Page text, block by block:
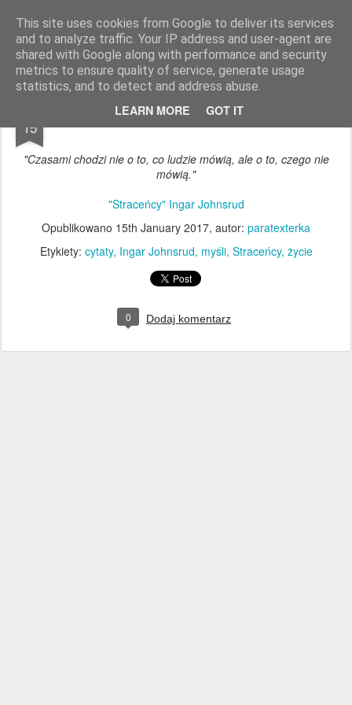
This site uses cookies from Google to deliver its services
and to analyze traffic. Your IP address and user-agent are
shared with Google along with performance and security
metrics to ensure quality of service, generate usage
statistics, and to detect and address abuse.
LEARN MORE GOT IT
paratexterka o książkach i (mo)ich historiach
Pages
15
"Czasami chodzi nie o to, co ludzie mówią, ale o to, czego nie
mówią."
"Straceńcy" Ingar Johnsrud
Opublikowano 15th January 2017, autor: paratexterka
Etykiety: cytaty Ingar Johnsrud myśli Straceńcy życie
0 Dodaj komentarz